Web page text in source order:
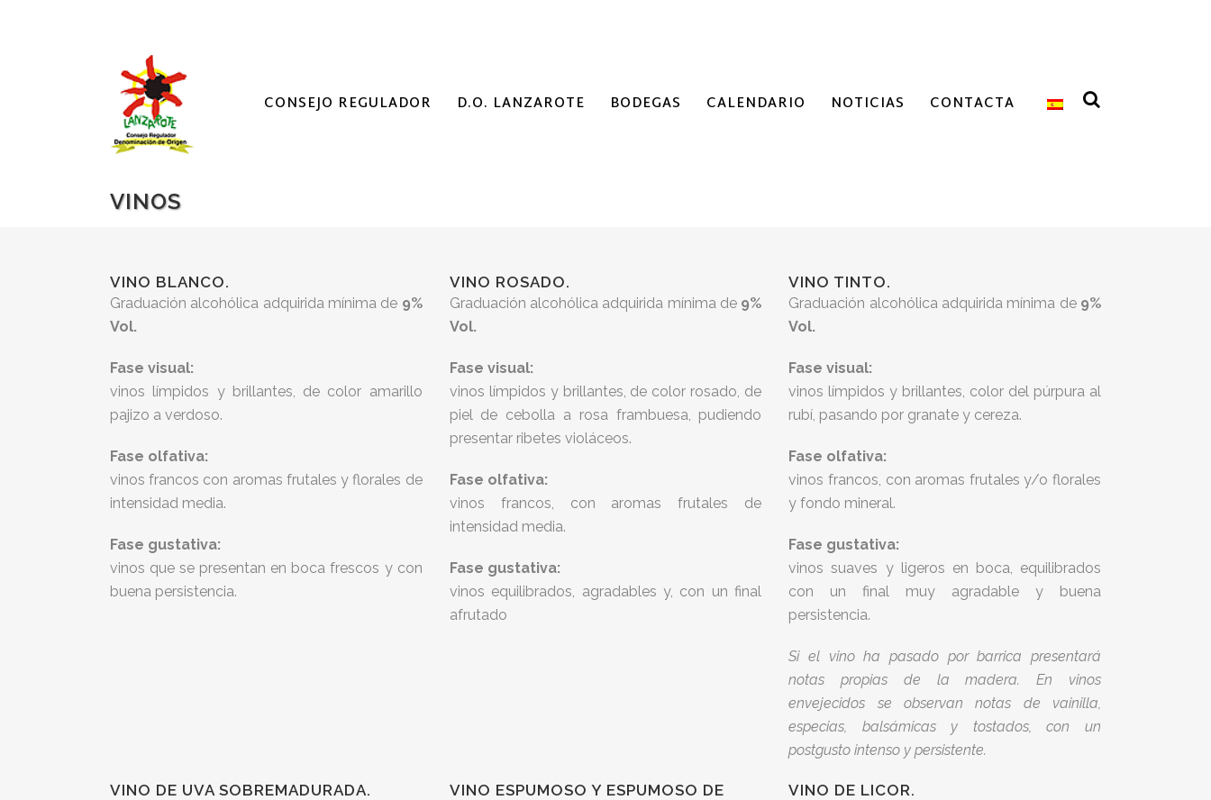
CONSEJO REGULADOR D.O. LANZAROTE BODEGAS CALENDARIO NOTICIAS CONTACTA
VINOS
VINO BLANCO.
Graduación alcohólica adquirida mínima de 9%
Vol.
Fase visual:
vinos límpidos y brillantes, de color amarillo
pajizo a verdoso.
Fase olfativa:
vinos francos con aromas frutales y florales de
intensidad media.
Fase gustativa:
vinos que se presentan en boca frescos y con
buena persistencia.
VINO ROSADO.
Graduación alcohólica adquirida mínima de9%
Vol.
Fase visual:
vinos límpidos y brillantes, de color rosado, de
piel de cebolla a rosa frambuesa, pudiendo
presentar ribetes violáceos.
Fase olfativa:
vinos francos, con aromas frutales de
intensidad media.
Fase gustativa:
vinos equilibrados, agradables y, con un final
afrutado
VINO TINTO.
Graduación alcohólica adquirida mínima de 9%
Vol.
Fase visual:
vinos límpidos y brillantes, color del púrpura al
rubí, pasando por granate y cereza.
Fase olfativa:
vinos francos, con aromas frutales y/o florales
y fondo mineral.
Fase gustativa:
vinos suaves y ligeros en boca, equilibrados
con un final muy agradable y buena
persistencia.
Si el vino ha pasado por barrica presentará
notas propias de la madera. En vinos
envejecidos se observan notas de vainilla,
especias, balsámicas y tostados, con un
postgusto intenso y persistente.
VINO DE UVA SOBREMADURADA.
VINO ESPUMOSO Y ESPUMOSO DE
VINO DE LICOR.